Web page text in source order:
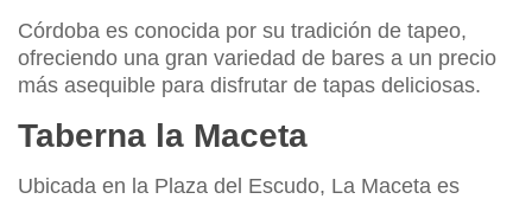
Córdoba es conocida por su tradición de tapeo,
ofreciendo una gran variedad de bares a un precio
más asequible para disfrutar de tapas deliciosas.
Taberna la Maceta
Ubicada en la Plaza del Escudo, La Maceta es